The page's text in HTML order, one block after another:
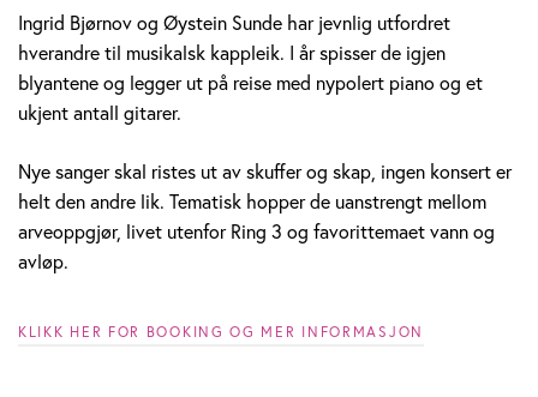
r
n
o
v
&
Ø
y
Ingrid Bjørnov og Øystein Sunde har jevnlig utfordret
hverandre til musikalsk kappleik. I år spisser de igjen
blyantene og legger ut på reise med nypolert piano og et
ukjent antall gitarer.
Nye sanger skal ristes ut av skuffer og skap, ingen konsert er
helt den andre lik. Tematisk hopper de uanstrengt mellom
arveoppgjør, livet utenfor Ring 3 og favorittemaet vann og
avløp.
KLIKK HER FOR BOOKING OG MER INFORMASJON